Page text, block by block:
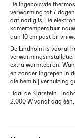
De ingebouwde
verwarming tot 7
dat nodig is. De
kamertemperatuur
dan 10 cm past bij
De Lindholm is vooral
verwarmingsinstallatie:
extra warmtebron.
en zonder ingrepen in
die hem bij verhuizing
Haal de Klarstein
2.000 W vanaf dag één.